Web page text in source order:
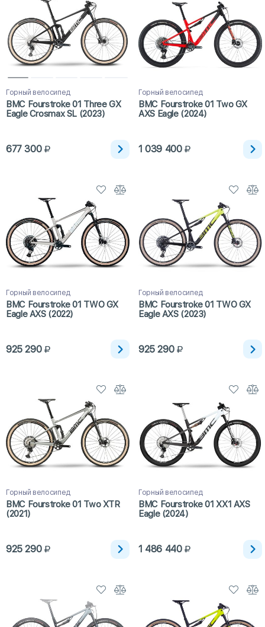
Горный велосипед
BMC Fourstroke 01 Three GX
Eagle Crosmax SL (2023)
677 300
Горный велосипед
BMC Fourstroke 01 Two GX
AXS Eagle (2024)
1 039 400
Горный велосипед
BMC Fourstroke 01 TWO GX
Eagle AXS (2022)
925 290
Горный велосипед
BMC Fourstroke 01 TWO GX
Eagle AXS (2023)
925 290
Горный велосипед
BMC Fourstroke 01 Two XTR
(2021)
925 290
Горный велосипед
BMC Fourstroke 01 XX1 AXS
Eagle (2024)
1 486 440